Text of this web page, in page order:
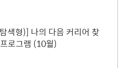
색형)] 나의 다음 커리어 찾
로그램 (10월)